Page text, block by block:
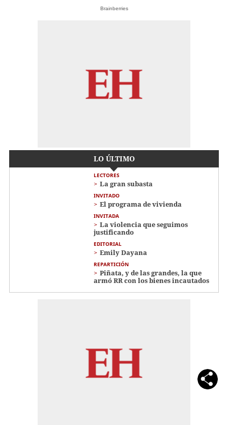
Brainberries
LO ÚLTIMO
LECTORES
La gran subasta
INVITADO
El programa de vivienda
INVITADA
La violencia que seguimos
justificando
EDITORIAL
Emily Dayana
REPARTICIÓN
Piñata, y de las grandes, la que
armó RR con los bienes incautados